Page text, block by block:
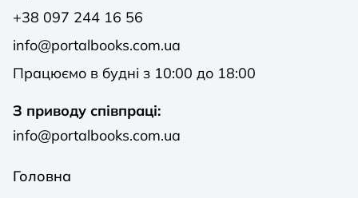
+38 097 244 16 56
info@portalbooks.com.ua
Працюємо в будні з 10:00 до 18:00
З приводу співпраці:
info@portalbooks.com.ua
Головна